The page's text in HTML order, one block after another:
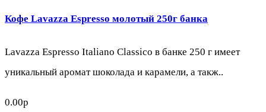
Кофе Lavazza Espresso молотый 250г банка
Lavazza Espresso Italiano Classico в банке 250 г имеет
уникальный аромат шоколада и карамели, а такж..
0.00р